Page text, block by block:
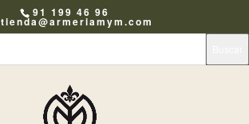
91 199 46 96
tienda@armeriamym.com